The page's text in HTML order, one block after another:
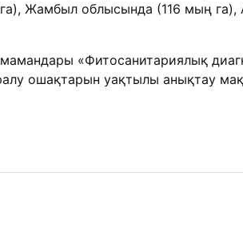
Жамбыл облысында (116 мың
мамандары «Фитосанитариялық
ошақтарын уақтылы анықтау